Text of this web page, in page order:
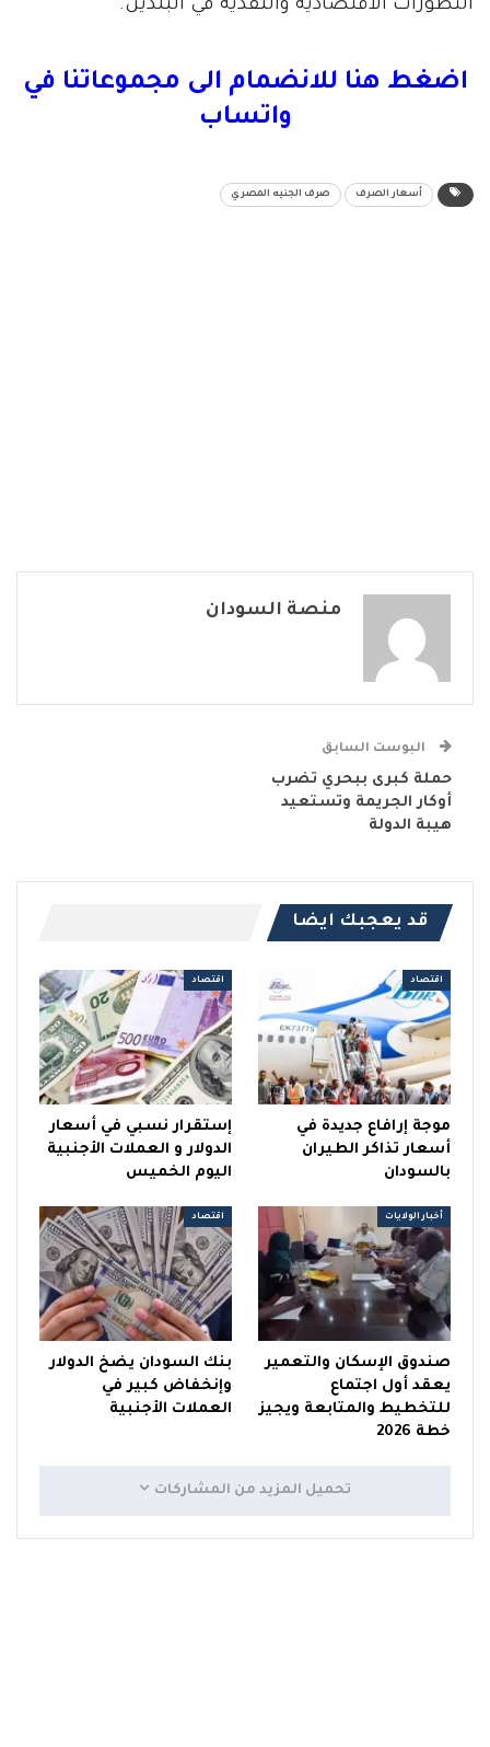
التطورات الاقتصادية والنقدية في البلدين.
اضغط هنا للانضمام الى مجموعاتنا في
واتساب
أسعار الصرف صرف الجنيه المصري
منصة السودان
البوست السابق
حملة كبرى ببحري تضرب
أوكار الجريمة وتستعيد
هيبة الدولة
قد يعجبك ايضا
اقتصاد
موجة إرافاع جديدة في
أسعار تذاكر الطيران
بالسودان
اقتصاد
إستقرار نسبي في أسعار
الدولار و العملات الأجنبية
اليوم الخميس
أخبار الولايات
صندوق الإسكان والتعمير
يعقد أول اجتماع
للتخطيط والمتابعة ويجيز
خطة 2026
اقتصاد
بنك السودان يضخ الدولار
وإنخفاض كبير في
العملات الأجنبية
تحميل المزيد من المشاركات